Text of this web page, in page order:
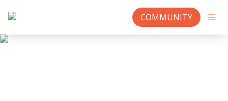
COMMUNITY